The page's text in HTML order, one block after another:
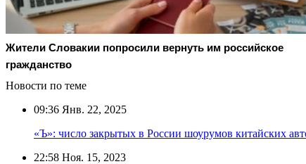
Жители Словакии попросили вернуть им российское
гражданство
Новости по теме
09:36 Янв. 22, 2025
«Ъ»: число закрытых в России шоурумов китайских
22:58 Ноя. 15, 2023